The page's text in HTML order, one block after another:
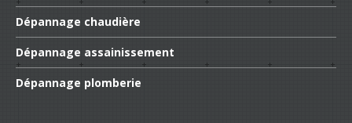
Dépannage chaudière
Dépannage assainissement
Dépannage plomberie